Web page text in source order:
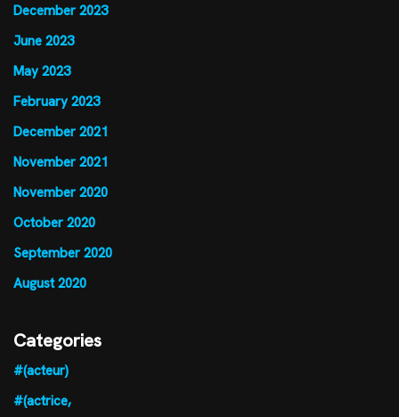
December 2023
June 2023
May 2023
February 2023
December 2021
November 2021
November 2020
October 2020
September 2020
August 2020
Categories
#(acteur)
#(actrice,